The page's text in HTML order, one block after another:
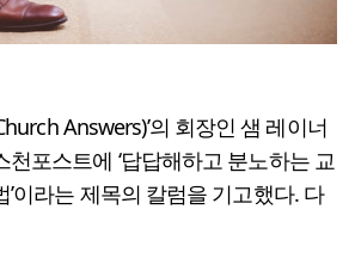
Answers)’의 회장인 샘 레이너
포스트에 ‘답답해하고 분노하는 교
’이라는 제목의 칼럼을 기고했다. 다